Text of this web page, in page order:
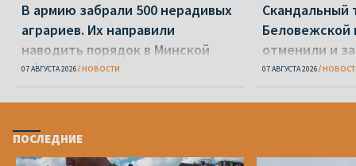
В армию забрали 500 нерадивых
аграриев. Их направили
наводить порядок в Минской
области
07 АВГУСТА 2026 НОВОСТИ
Скандальный
отменили и
07 АВГУСТА 2026
ПОСЛЕДНИЕ